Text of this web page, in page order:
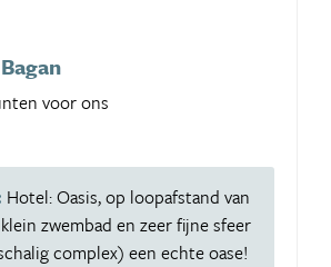
voor ons
Hotel: Oasis, op loopafstand van
zwembad en zeer fijne sfeer
complex) een echte oase!